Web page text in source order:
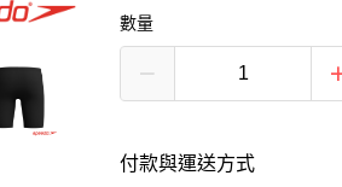
數量
付款與運送方式